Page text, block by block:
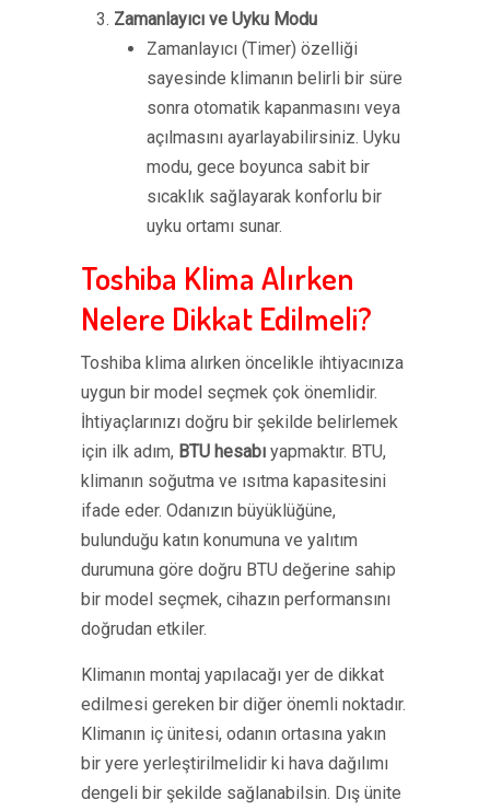
Zamanlayıcı ve Uyku Modu
Zamanlayıcı (Timer) özelliği
sayesinde klimanın belirli bir süre
sonra otomatik kapanmasını veya
açılmasını ayarlayabilirsiniz. Uyku
modu, gece boyunca sabit bir
sıcaklık sağlayarak konforlu bir
uyku ortamı sunar.
Toshiba Klima Alırken
Nelere Dikkat Edilmeli?
Toshiba klima alırken öncelikle ihtiyacınıza
uygun bir model seçmek çok önemlidir.
İhtiyaçlarınızı doğru bir şekilde belirlemek
için ilk adım, BTU hesabı yapmaktır. BTU,
klimanın soğutma ve ısıtma kapasitesini
ifade eder. Odanızın büyüklüğüne,
bulunduğu katın konumuna ve yalıtım
durumuna göre doğru BTU değerine sahip
bir model seçmek, cihazın performansını
doğrudan etkiler.
Klimanın montaj yapılacağı yer de dikkat
edilmesi gereken bir diğer önemli noktadır.
Klimanın iç ünitesi, odanın ortasına yakın
bir yere yerleştirilmelidir ki hava dağılımı
dengeli bir şekilde sağlanabilsin. Dış ünite